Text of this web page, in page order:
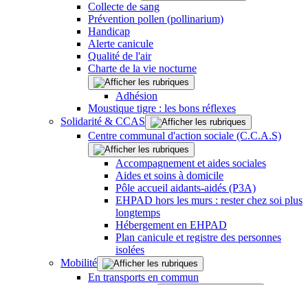
Collecte de sang
Prévention pollen (pollinarium)
Handicap
Alerte canicule
Qualité de l'air
Charte de la vie nocturne
Adhésion
Moustique tigre : les bons réflexes
Solidarité & CCAS
Centre communal d'action sociale (C.C.A.S)
Accompagnement et aides sociales
Aides et soins à domicile
Pôle accueil aidants-aidés (P3A)
EHPAD hors les murs : rester chez soi plus
longtemps
Hébergement en EHPAD
Plan canicule et registre des personnes
isolées
Mobilité
En transports en commun